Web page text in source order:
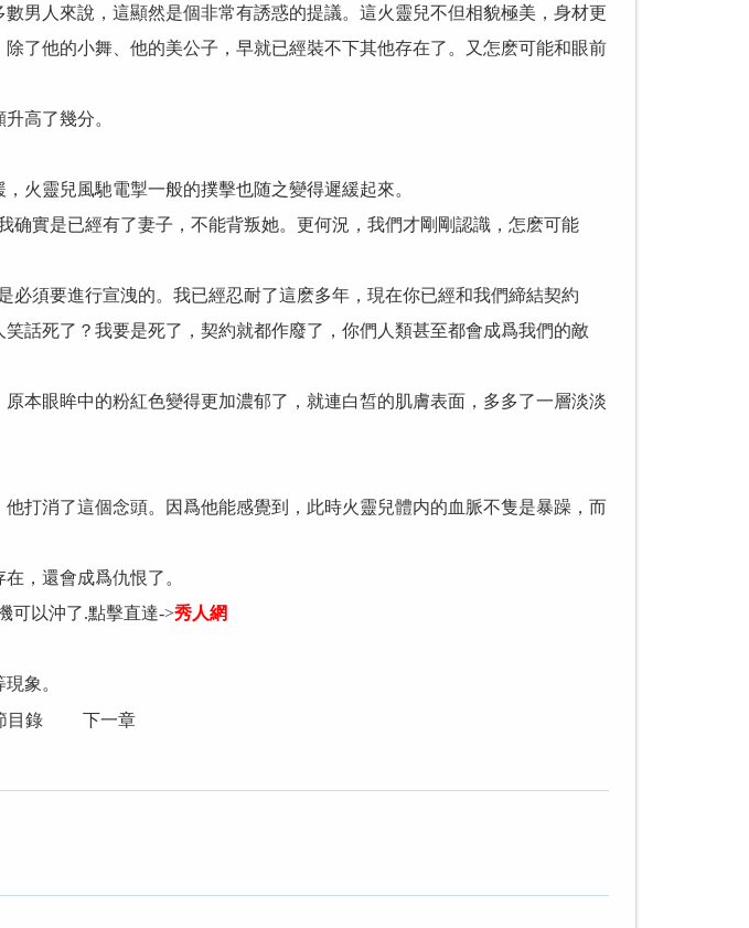
男人來說，這顯然是個非常有誘惑的提議。這火靈兒不但相貌極美，身材更
了他的小舞、他的美公子，早就已經裝不下其他存在了。又怎麽可能和眼前
高了幾分。
火靈兒風馳電掣一般的撲擊也随之變得遲緩起來。
實是已經有了妻子，不能背叛她。更何況，我們才剛剛認識，怎麽可能
須要進行宣洩的。我已經忍耐了這麽多年，現在你已經和我們締結契約
話死了？我要是死了，契約就都作廢了，你們人類甚至都會成爲我們的敵
本眼眸中的粉紅色變得更加濃郁了，就連白皙的肌膚表面，多多了一層淡淡
打消了這個念頭。因爲他能感覺到，此時火靈兒體内的血脈不隻是暴躁，而
，還會成爲仇恨了。
可以沖了.點擊直達->秀人網
象。
目錄 下一章